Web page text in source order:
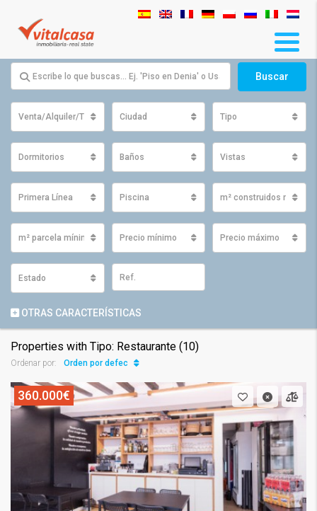
Buscar
Venta/Alquiler/Traspaso Ciudad Tipo
Dormitorios Baños Vistas
Primera Línea Piscina m² construidos
m² parcela mínimos Precio mínimo Precio máximo
Estado
OTRAS CARACTERÍSTICAS
Properties with Tipo: Restaurante (10)
Ordenar por: Orden por defecto
360.000€